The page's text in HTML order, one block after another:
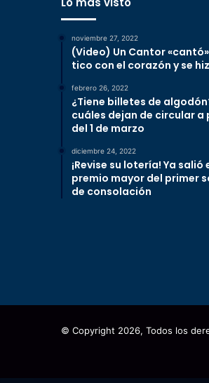
noviembre 27, 2022
(Video) Un Cantor
tico con el corazón y se
febrero 26, 2022
¿Tiene billetes de
cuáles dejan de circular
del 1 de marzo
diciembre 24, 2022
¡Revise su lotería! Ya salió
premio mayor del primer
de consolación
© Copyright 2026, Todos los